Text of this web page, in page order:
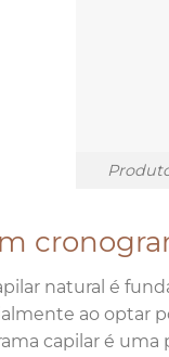
natural é
ao optar
capilar é